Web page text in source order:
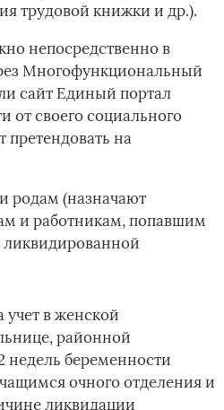
трудовой книжки и др.).
непосредственно в
Многофункциональный
сайт Единый портал
от своего социального
претендовать на
родам (назначают
и работникам, попавшим
учет в женской
районной
недель беременности
очного отделения и
ликвидации